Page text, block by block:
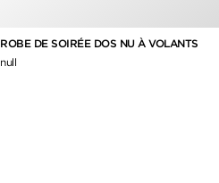
ROBE DE SOIRÉE DOS NU À VOLANTS
null